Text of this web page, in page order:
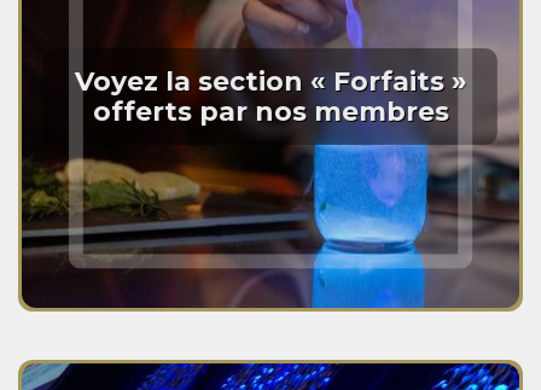
Voyez la section « Forfaits »
offerts par nos membres